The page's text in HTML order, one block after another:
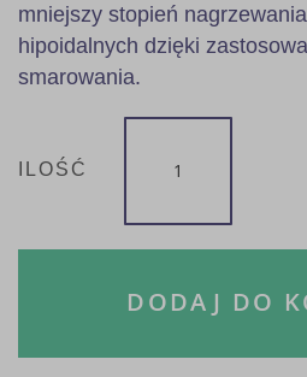
mniejszy stopień
hipoidalnych dzięki
smarowania.
ILOŚĆ
DODAJ DO